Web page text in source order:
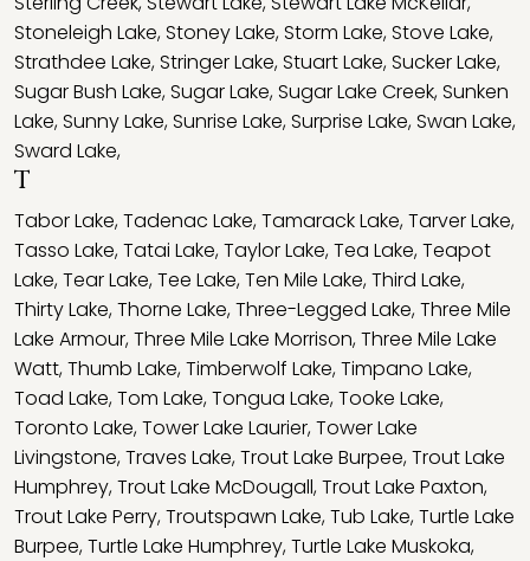
Stoneleigh Lake,Stoney Lake,Storm Lake,Stove Lake,
Strathdee Lake,Stringer Lake,Stuart Lake,Sucker Lake,
Sugar Bush Lake,Sugar Lake,Sugar Lake Creek,Sunken
Lake,Sunny Lake,Sunrise Lake,Surprise Lake,Swan Lake,
Sward Lake,
T
Tabor Lake,Tadenac Lake,Tamarack Lake,Tarver Lake,
Tasso Lake,Tatai Lake,Taylor Lake,Tea Lake,Teapot
Lake,Tear Lake,Tee Lake,Ten Mile Lake,Third Lake,
Thirty Lake,Thorne Lake,Three-Legged Lake,Three Mile
Lake Armour,Three Mile Lake Morrison,Three Mile Lake
Watt,Thumb Lake,Timberwolf Lake,Timpano Lake,
Toad Lake,Tom Lake,Tongua Lake,Tooke Lake,
Toronto Lake,Tower Lake Laurier,Tower Lake
Livingstone,Traves Lake,Trout Lake Burpee,Trout Lake
Humphrey,Trout Lake McDougall,Trout Lake Paxton,
Trout Lake Perry,Troutspawn Lake,Tub Lake,Turtle Lake
Burpee,Turtle Lake Humphrey,Turtle Lake Muskoka,